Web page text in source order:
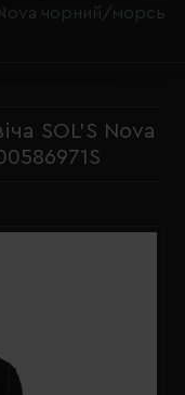
Nova чорний/морсь
SOL'S Nova